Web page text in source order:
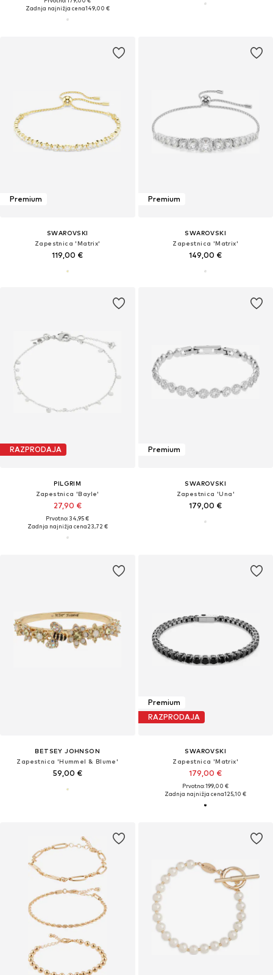
Zadnja najnižja cena149,00 €
Premium
SWAROVSKI
Zapestnica 'Matrix'
119,00 €
Premium
SWAROVSKI
Zapestnica 'Matrix'
149,00 €
RAZPRODAJA
PILGRIM
Zapestnica 'Bayle'
27,90 €
Prvotno: 34,95 €
Zadnja najnižja cena23,72 €
Premium
SWAROVSKI
Zapestnica 'Una'
179,00 €
BETSEY JOHNSON
Zapestnica 'Hummel & Blume'
59,00 €
Premium
RAZPRODAJA
SWAROVSKI
Zapestnica 'Matrix'
179,00 €
Prvotno: 199,00 €
Zadnja najnižja cena125,10 €